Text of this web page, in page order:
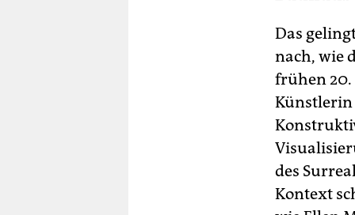
Das
nach, wie
frühen 20.
Künstlerin
des
Kontext